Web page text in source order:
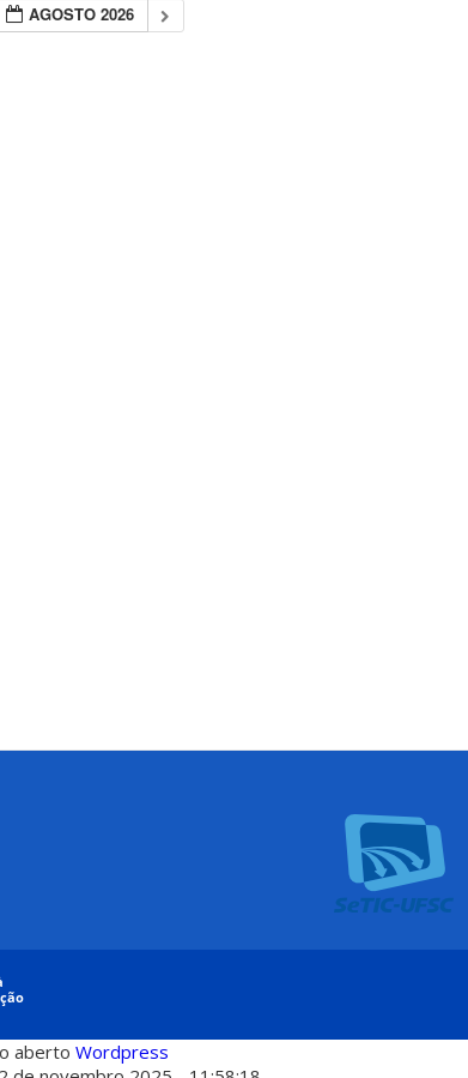
AGOSTO 2026
aberto Wordpress